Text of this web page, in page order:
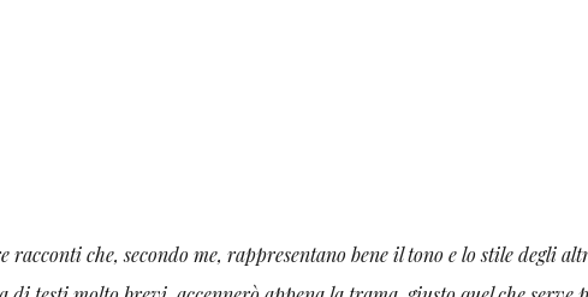
racconti che, secondo me, rappresentano bene il tono e lo stile degli